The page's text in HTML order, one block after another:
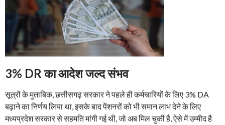
3% DR का आदेश जल्द संभव
सूत्रों के मुताबिक, छत्तीसगढ़ सरकार ने पहले ही कर्मचारियों के लिए 3% DA
बढ़ाने का निर्णय लिया था, इसके बाद पेंशनरों को भी समान लाभ देने के लिए
मध्यप्रदेश सरकार से सहमति मांगी गई थी, जो अब मिल चुकी है, ऐसे में उम्मीद है